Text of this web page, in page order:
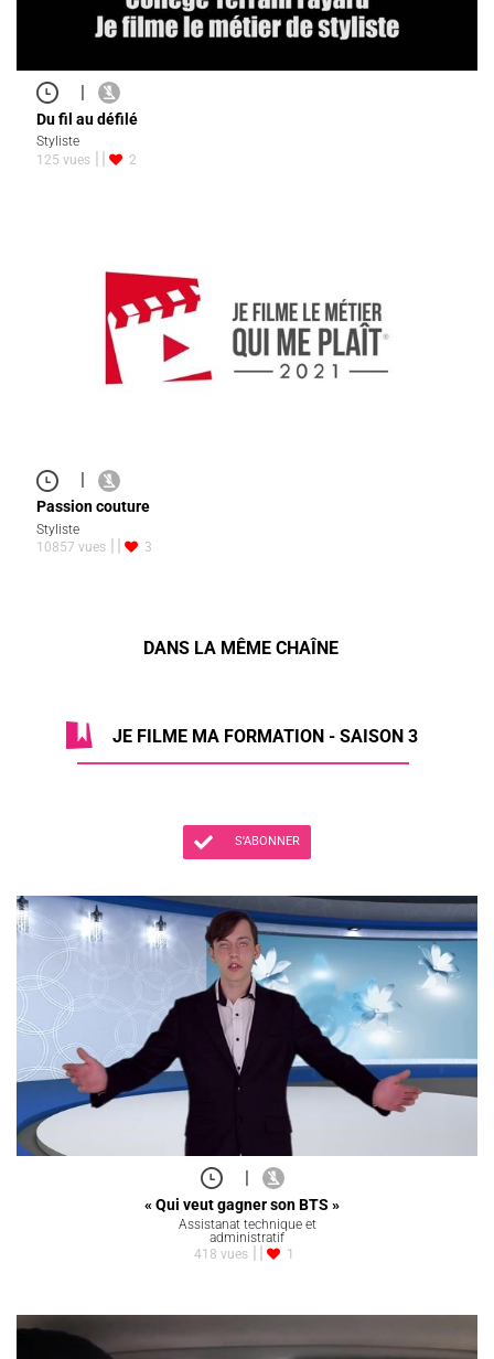
|
Du fil au défilé
Styliste
125 vues
2
|
Passion couture
Styliste
10857 vues
3
DANS LA MÊME CHAÎNE
JE FILME MA FORMATION - SAISON 3
S'ABONNER
|
« Qui veut gagner son BTS »
Assistanat technique et
administratif
418 vues
1